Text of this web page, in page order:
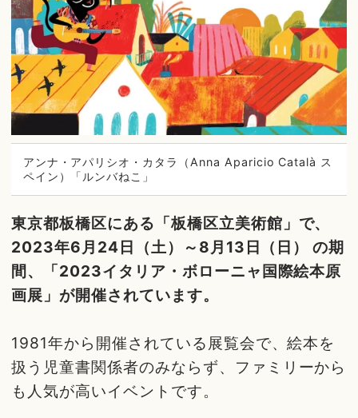
アンナ・アパリシオ・カタラ（Anna Aparicio Català ス
ペイン）「ルンバねこ」
東京都板橋区にある「板橋区立美術館」で、
2023年6月24日（土）～8月13日（日） の期
間、「2023イタリア・ボローニャ国際絵本原
画展」が開催されています。
1981年から開催されている展覧会で、絵本を
扱う児童書関係者のみならず、ファミリーから
も人気が高いイベントです。